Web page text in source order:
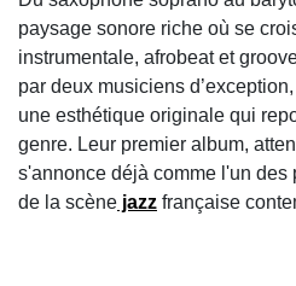
paysage sonore riche où se
instrumentale, afrobeat et
par deux musiciens
une esthétique originale qui
genre. Leur premier album,
s'annonce déjà comme l'un
de la scène jazz française